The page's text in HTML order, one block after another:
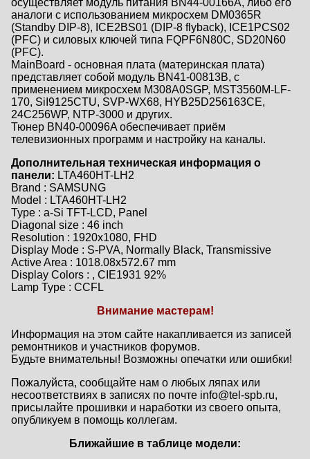
осуществляет модуль питания BN44-00166A, либо его
аналоги c использованием микросхем DM0365R
(Standby DIP-8), ICE2BS01 (DIP-8 flyback), ICE1PCS02
(PFC) и силовых ключей типа FQPF6N80C, SD20N60
(PFC).
MainBoard - основная плата (материнская плата)
представляет собой модуль BN41-00813B, с
применением микросхем M308A0SGP, MST3560M-LF-
170, SiI9125CTU, SVP-WX68, HYB25D256163CE,
24C256WP, NTP-3000 и других.
Тюнер BN40-00096A обеспечивает приём
телевизионных программ и настройку на каналы.
Дополнительная техническая информация о
панели: LTA460HT-LH2
Brand : SAMSUNG
Model : LTA460HT-LH2
Type : a-Si TFT-LCD, Panel
Diagonal size : 46 inch
Resolution : 1920x1080, FHD
Display Mode : S-PVA, Normally Black, Transmissive
Active Area : 1018.08x572.67 mm
Display Colors : , CIE1931 92%
Lamp Type : CCFL
Внимание мастерам!
Информация на этом сайте накапливается из записей
ремонтников и участников форумов.
Будьте внимательны! Возможны опечатки или ошибки!
Пожалуйста, сообщайте нам о любых ляпах или
несоответствиях в записях по почте info@tel-spb.ru,
присылайте прошивки и наработки из своего опыта,
опубликуем в помощь коллегам.
Ближайшие в таблице модели: